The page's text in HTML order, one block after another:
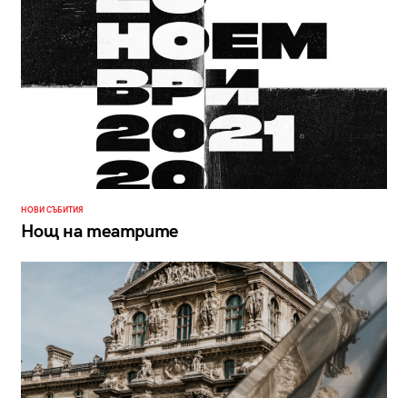
НОВИ СЪБИТИЯ
Нощ на театрите